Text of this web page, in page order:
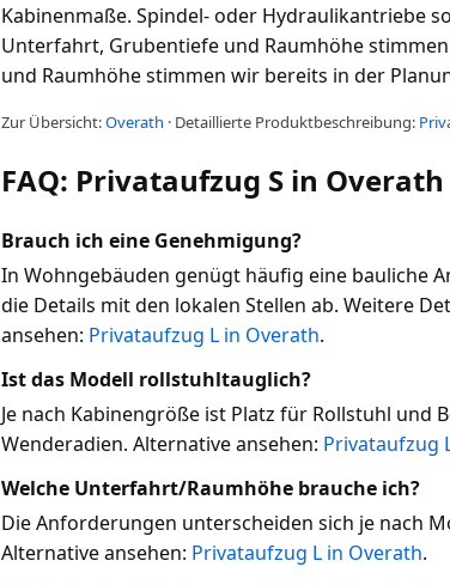
Kabinenmaße. Spindel- oder Hydraulikantriebe
Unterfahrt, Grubentiefe und Raumhöhe
und Raumhöhe stimmen wir bereits in der
Zur Übersicht:Overath · Detaillierte Produktbeschreibung:
FAQ: Privataufzug S in Overath
Brauch ich eine Genehmigung?
In Wohngebäuden genügt häufig eine bauliche
die Details mit den lokalen Stellen ab. Weitere
ansehen: Privataufzug L in Overath.
Ist das Modell rollstuhltauglich?
Je nach Kabinengröße ist Platz für Rollstuhl
Wenderadien. Alternative ansehen: Privataufzug
Welche Unterfahrt/Raumhöhe brauche ich?
Die Anforderungen unterscheiden sich je nach
Alternative ansehen: Privataufzug L in Overath.